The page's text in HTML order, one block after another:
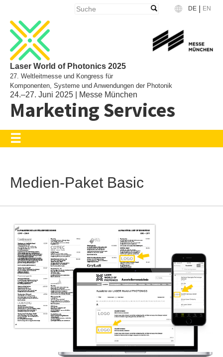
DE EN
Laser World of Photonics 2025
27. Weltleitmesse und Kongress für
Komponenten, Systeme und Anwendungen der Photonik
24.–27. Juni 2025 | Messe München
Marketing Services
Medien-Paket Basic